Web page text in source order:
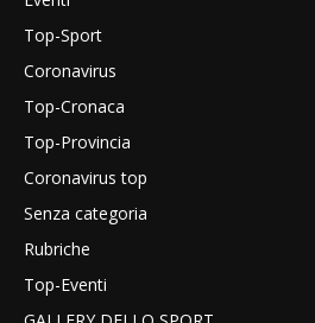
Top-Sport
Coronavirus
Top-Cronaca
Top-Provincia
Coronavirus top
Senza categoria
Rubriche
Top-Eventi